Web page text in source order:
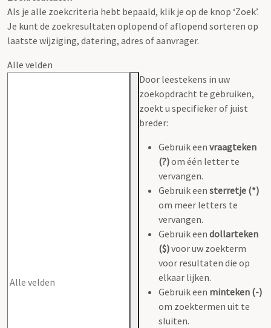
Als je alle zoekcriteria hebt bepaald, klik je op de knop ‘Zoek’.
Je kunt de zoekresultaten oplopend of aflopend sorteren op
laatste wijziging, datering, adres of aanvrager.
Alle velden
Door leestekens in uw
zoekopdracht te gebruiken,
zoekt u specifieker of juist
breder:
Gebruik een vraagteken
(?)om één letter te
vervangen.
Gebruik een sterretje (*)
om meer letters te
vervangen.
Gebruik een dollarteken
($)voor uw zoekterm
voor resultaten die op
elkaar lijken.
Gebruik een minteken (-)
om zoektermen uit te
sluiten.